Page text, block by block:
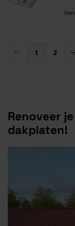
U lees
1 2
Renoveer
dakplaten!